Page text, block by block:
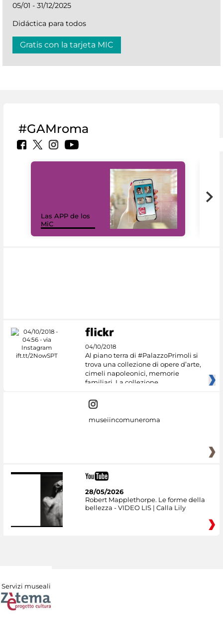
05/01 - 31/12/2025
Didáctica para todos
Gratis con la tarjeta MIC
#GAMroma
Las APP de los
MiC
04/10/2018
Al piano terra di #PalazzoPrimoli si
trova una collezione di opere d’arte,
cimeli napoleonici, memorie
familiari. La collezione
museiincomuneroma
28/05/2026
Robert Mapplethorpe. Le forme della
bellezza - VIDEO LIS | Calla Lily
Servizi museali